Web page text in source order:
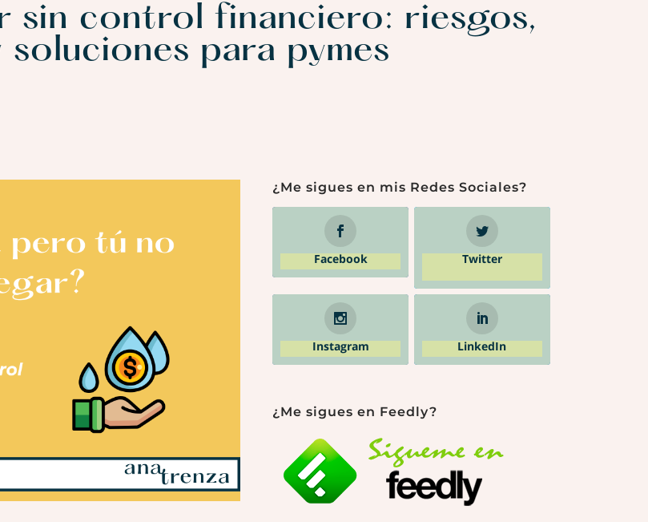
sin control financiero: riesgos,
soluciones para pymes
¿Me sigues en mis Redes Sociales?
Facebook Twitter
Instagram LinkedIn
¿Me sigues en Feedly?